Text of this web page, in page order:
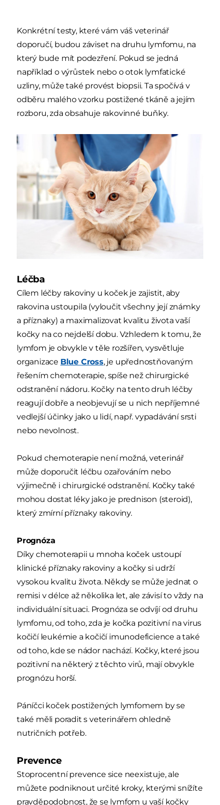
Konkrétní testy, které vám váš veterinář
doporučí, budou záviset na druhu lymfomu, na
který bude mít podezření. Pokud se jedná
například o výrůstek nebo o otok lymfatické
uzliny, může také provést biopsii. Ta spočívá v
odběru malého vzorku postižené tkáně a jejím
rozboru, zda obsahuje rakovinné buňky.
Léčba
Cílem léčby rakoviny u koček je zajistit, aby
rakovina ustoupila (vyloučit všechny její známky
a příznaky) a maximalizovat kvalitu života vaší
kočky na co nejdelší dobu. Vzhledem k tomu, že
lymfom je obvykle v těle rozšířen, vysvětluje
organizace Blue Cross, je upřednostňovaným
řešením chemoterapie, spíše než chirurgické
odstranění nádoru. Kočky na tento druh léčby
reagují dobře a neobjevují se u nich nepříjemné
vedlejší účinky jako u lidí, např. vypadávání srsti
nebo nevolnost.
Pokud chemoterapie není možná, veterinář
může doporučit léčbu ozařováním nebo
výjimečně i chirurgické odstranění. Kočky také
mohou dostat léky jako je prednison (steroid),
který zmírní příznaky rakoviny.
Prognóza
Díky chemoterapii u mnoha koček ustoupí
klinické příznaky rakoviny a kočky si udrží
vysokou kvalitu života. Někdy se může jednat o
remisi v délce až několika let, ale závisí to vždy na
individuální situaci. Prognóza se odvíjí od druhu
lymfomu, od toho, zda je kočka pozitivní na virus
kočičí leukémie a kočičí imunodeficience a také
od toho, kde se nádor nachází. Kočky, které jsou
pozitivní na některý z těchto virů, mají obvykle
prognózu horší.
Páníčci koček postižených lymfomem by se
také měli poradit s veterinářem ohledně
nutričních potřeb.
Prevence
Stoprocentní prevence sice neexistuje, ale
můžete podniknout určité kroky, kterými snížíte
pravděpodobnost, že se lymfom u vaší kočky